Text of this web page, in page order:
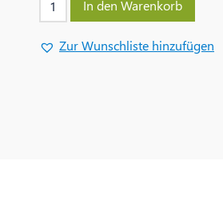
In den Warenkorb
Zur Wunschliste hinzufügen